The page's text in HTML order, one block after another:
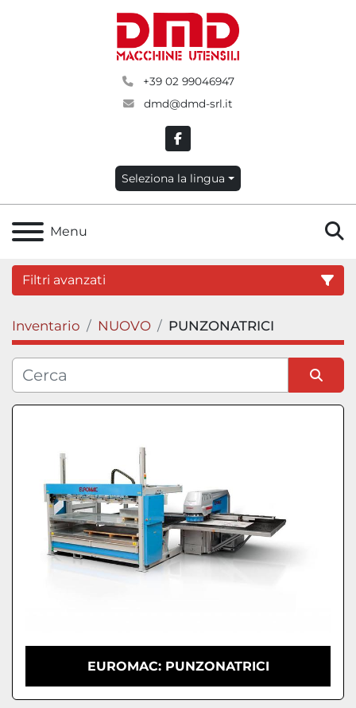
+39 02 99046947
dmd@dmd-srl.it
facebook
Seleziona la lingua
Menu
Filtri avanzati
Categoria
Condizione
Inventario NUOVO PUNZONATRICI
Ordina per
EUROMAC: PUNZONATRICI